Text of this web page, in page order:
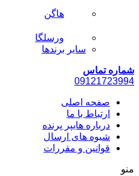
هاگن
ورسلگا
سایر برند‌ها
شماره تماس
09121723994
صفحه اصلی
ارتباط با ما
درباره هایپر پرنده
شیوه های ارسال
قوانین و مقررات
منو